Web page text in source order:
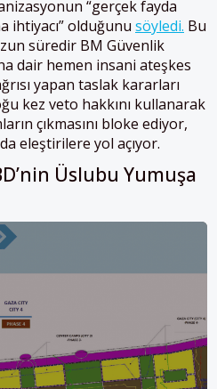
“gerçek fayda
ihtiyacı” olduğunu söyledi. Bu
süredir BM Güvenlik
dair hemen insani ateşkes
yapan taslak kararları
kez veto hakkını kullanarak
çıkmasını bloke ediyor,
eleştirilere yol açıyor.
Üslubu Yumuşa